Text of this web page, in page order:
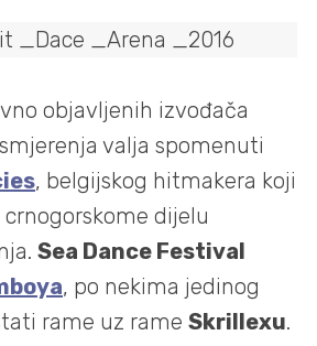
objavljenih izvođača
valja spomenuti
, belgijskog hitmakera koji
dijelu
Sea Dance Festival
, po nekima jedinog
rame uz rame Skrillexu.